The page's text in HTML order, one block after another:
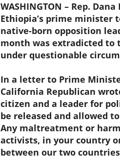
WASHINGTON – Rep.
Ethiopia’s prime minister
native-born opposition
month was extradicted to
under questionable
In a letter to Prime
California Republican
citizen and a leader for
be released and allowed
Any maltreatment or
activists, in your country
between our two